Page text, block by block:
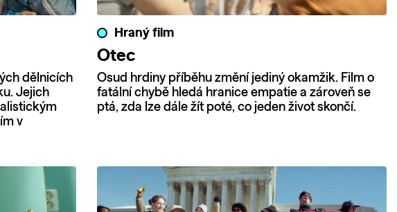
dělnicích
Jejich
v
Hraný film
Otec
Osud hrdiny příběhu změní jediný okamžik. Film o
fatální chybě hledá hranice empatie a zároveň se
ptá, zda lze dále žít poté, co jeden život skončí.